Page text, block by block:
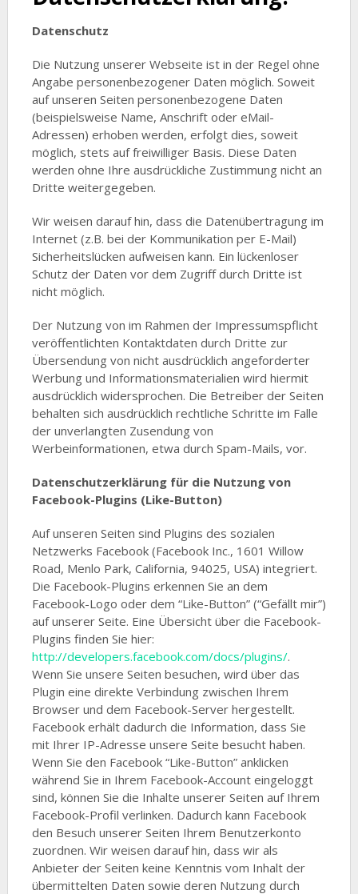
Datenschutz
Die Nutzung unserer Webseite ist in der Regel ohne
Angabe personenbezogener Daten möglich. Soweit
auf unseren Seiten personenbezogene Daten
(beispielsweise Name, Anschrift oder eMail-
Adressen) erhoben werden, erfolgt dies, soweit
möglich, stets auf freiwilliger Basis. Diese Daten
werden ohne Ihre ausdrückliche Zustimmung nicht an
Dritte weitergegeben.
Wir weisen darauf hin, dass die Datenübertragung im
Internet (z.B. bei der Kommunikation per E-Mail)
Sicherheitslücken aufweisen kann. Ein lückenloser
Schutz der Daten vor dem Zugriff durch Dritte ist
nicht möglich.
Der Nutzung von im Rahmen der Impressumspflicht
veröffentlichten Kontaktdaten durch Dritte zur
Übersendung von nicht ausdrücklich angeforderter
Werbung und Informationsmaterialien wird hiermit
ausdrücklich widersprochen. Die Betreiber der Seiten
behalten sich ausdrücklich rechtliche Schritte im Falle
der unverlangten Zusendung von
Werbeinformationen, etwa durch Spam-Mails, vor.
Datenschutzerklärung für die Nutzung von
Facebook-Plugins (Like-Button)
Auf unseren Seiten sind Plugins des sozialen
Netzwerks Facebook (Facebook Inc., 1601 Willow
Road, Menlo Park, California, 94025, USA) integriert.
Die Facebook-Plugins erkennen Sie an dem
Facebook-Logo oder dem “Like-Button” (“Gefällt mir”)
auf unserer Seite. Eine Übersicht über die Facebook-
Plugins finden Sie hier:
http://developers.facebook.com/docs/plugins/.
Wenn Sie unsere Seiten besuchen, wird über das
Plugin eine direkte Verbindung zwischen Ihrem
Browser und dem Facebook-Server hergestellt.
Facebook erhält dadurch die Information, dass Sie
mit Ihrer IP-Adresse unsere Seite besucht haben.
Wenn Sie den Facebook “Like-Button” anklicken
während Sie in Ihrem Facebook-Account eingeloggt
sind, können Sie die Inhalte unserer Seiten auf Ihrem
Facebook-Profil verlinken. Dadurch kann Facebook
den Besuch unserer Seiten Ihrem Benutzerkonto
zuordnen. Wir weisen darauf hin, dass wir als
Anbieter der Seiten keine Kenntnis vom Inhalt der
übermittelten Daten sowie deren Nutzung durch